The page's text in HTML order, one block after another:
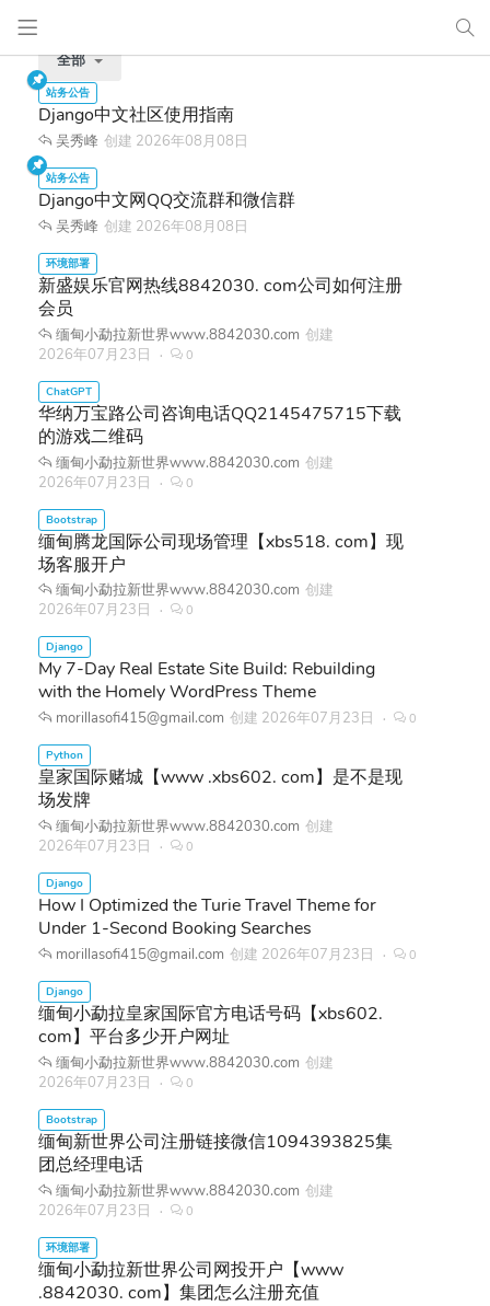
全部
Django中文社区使用指南
吴秀峰 创建 2026年08月08日
Django中文网QQ交流群和微信群
吴秀峰 创建 2026年08月08日
新盛娱乐官网热线8842030. com公司如何注册
会员
缅甸小勐拉新世界www.8842030.com 创建
2026年07月23日
0
华纳万宝路公司咨询电话QQ2145475715下载
的游戏二维码
缅甸小勐拉新世界www.8842030.com 创建
2026年07月23日
0
缅甸腾龙国际公司现场管理【xbs518. com】现
场客服开户
缅甸小勐拉新世界www.8842030.com 创建
2026年07月23日
0
My 7-Day Real Estate Site Build: Rebuilding
with the Homely WordPress Theme
morillasofi415@gmail.com 创建 2026年07月23日 0
皇家国际赌城【www .xbs602. com】是不是现
场发牌
缅甸小勐拉新世界www.8842030.com 创建
2026年07月23日
0
How I Optimized the Turie Travel Theme for
Under 1-Second Booking Searches
morillasofi415@gmail.com 创建 2026年07月23日 0
缅甸小勐拉皇家国际官方电话号码【xbs602.
com】平台多少开户网址
缅甸小勐拉新世界www.8842030.com 创建
2026年07月23日
0
缅甸新世界公司注册链接微信1094393825集
团总经理电话
缅甸小勐拉新世界www.8842030.com 创建
2026年07月23日
0
缅甸小勐拉新世界公司网投开户【www
.8842030. com】集团怎么注册充值